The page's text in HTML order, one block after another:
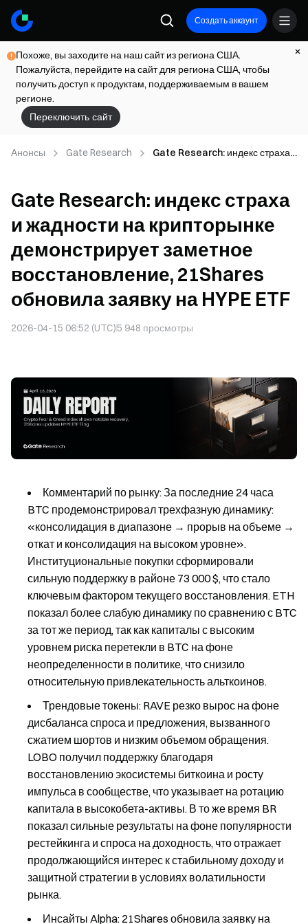
Создать аккаунт
Похоже, вы заходите на наш сайт из региона США.
Пожалуйста, перейдите на сайт для региона США, чтобы
получить доступ к продуктам, поддерживаемым в вашем
регионе.
Переключить сайт
Анонсы Gate Research
Gate Research: индекс страха
восстановление, 21Shares
обновила заявку на HYPE ETF
Gate Research: индекс страха
и жадности на крипторынке
демонстрирует заметное
восстановление, 21Shares
обновила заявку на HYPE ETF
2026-04-15 06:52 (UTC)5 948 просмотры
Комментарий по рынку: За последние 24 часа
BTC продемонстрировал трехфазную динамику:
«консолидация в диапазоне → прорыв на объеме →
откат и консолидация на высоком уровне».
Институциональные покупки сформировали
сильную поддержку в районе 73 000 $, что стало
ключевым фактором текущего восстановления. ETH
показал более слабую динамику по сравнению с BTC
за тот же период, так как капиталы с высоким
уровнем риска перетекли в BTC на фоне
неопределенности в политике, что снизило
относительную привлекательность альткоинов.
Трендовые токены: RAVE резко вырос на фоне
дисбаланса спроса и предложения, вызванного
сжатием шортов и низким объемом обращения.
LOBO получил поддержку благодаря
восстановлению экосистемы биткоина и росту
импульса в сообществе, что указывает на ротацию
капитала в высокобета-активы. В то же время BR
показал сильные результаты на фоне популярности
рестейкинга и спроса на доходность, что отражает
продолжающийся интерес к стабильному доходу и
защитной стратегии в условиях волатильности
рынка.
Инсайты Alpha: 21Shares обновила заявку на